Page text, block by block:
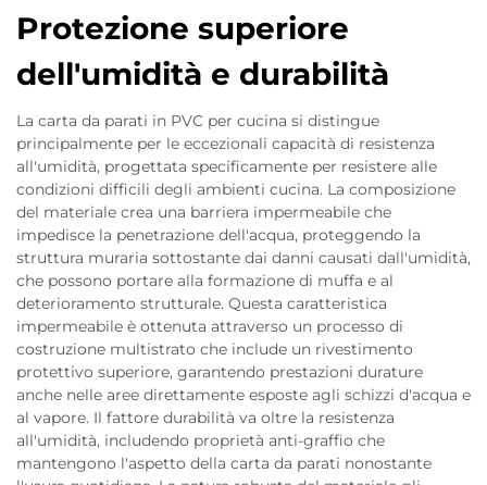
Protezione superiore
dell'umidità e durabilità
La carta da parati in PVC per cucina si distingue
principalmente per le eccezionali capacità di resistenza
all'umidità, progettata specificamente per resistere alle
condizioni difficili degli ambienti cucina. La composizione
del materiale crea una barriera impermeabile che
impedisce la penetrazione dell'acqua, proteggendo la
struttura muraria sottostante dai danni causati dall'umidità,
che possono portare alla formazione di muffa e al
deterioramento strutturale. Questa caratteristica
impermeabile è ottenuta attraverso un processo di
costruzione multistrato che include un rivestimento
protettivo superiore, garantendo prestazioni durature
anche nelle aree direttamente esposte agli schizzi d'acqua e
al vapore. Il fattore durabilità va oltre la resistenza
all'umidità, includendo proprietà anti-graffio che
mantengono l'aspetto della carta da parati nonostante